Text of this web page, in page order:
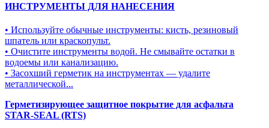
ИНСТРУМЕНТЫ ДЛЯ НАНЕСЕНИЯ
• Используйте обычные инструменты: кисть, резиновый
шпатель или краскопульт.
• Очистите инструменты водой. Не смывайте остатки в
водоемы или канализацию.
• Засохший герметик на инструментах — удалите
металлической...
Герметизирующее защитное покрытие для асфальта
STAR-SEAL (RTS)